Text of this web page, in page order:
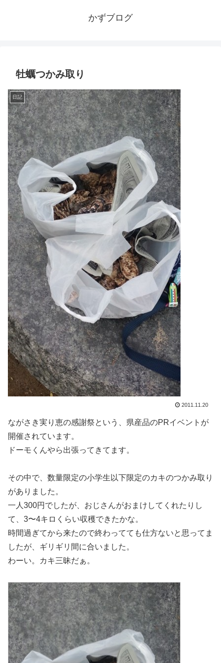
かずブログ
牡蠣つかみ取り
日記
2011.11.20
ながさき実り恵の感謝祭という、県産品のPRイベントが
開催されています。
ドーモくんやら出張ってきてます。
その中で、数量限定の小学生以下限定のカキのつかみ取り
がありました。
一人300円でしたが、おじさんがおまけしてくれたりし
て、3〜4キロくらい収穫できたかな。
時間過ぎてから来たので終わってても仕方ないと思ってま
したが、ギリギリ間に合いました。
わーい。カキ三昧だぁ。